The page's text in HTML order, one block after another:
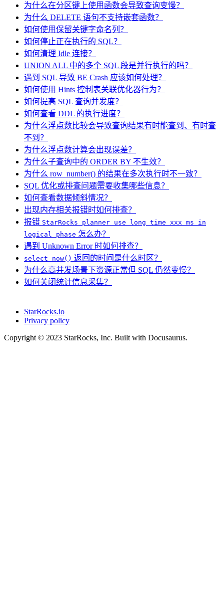
为什么在分区键上使用函数会导致查询变慢？
为什么 DELETE 语句不支持嵌套函数？
如何使用保留关键字命名列？
如何停止正在执行的 SQL？
如何清理 Idle 连接？
UNION ALL 中的多个 SQL 段是并行执行的吗？
遇到 SQL 导致 BE Crash 应该如何处理？
如何使用 Hints 控制表关联优化器行为？
如何提高 SQL 查询并发度？
如何查看 DDL 的执行进度？
为什么浮点数比较会导致查询结果有时能查到、有时查
不到？
为什么浮点数计算会出现误差？
为什么子查询中的 ORDER BY 不生效？
为什么 row_number() 的结果在多次执行时不一致？
SQL 优化或排查问题需要收集哪些信息？
如何查看数据倾斜情况？
出现内存相关报错时如何排查？
报错 StarRocks planner use long time xxx ms in
logical phase 怎么办？
遇到 Unknown Error 时如何排查？
select now() 返回的时间是什么时区？
为什么高并发场景下资源正常但 SQL 仍然变慢？
如何关闭统计信息采集？
StarRocks.io
Privacy policy
Copyright © 2023 StarRocks, Inc. Built with Docusaurus.